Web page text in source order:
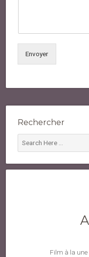
Envoyer
Rechercher
Film à la une